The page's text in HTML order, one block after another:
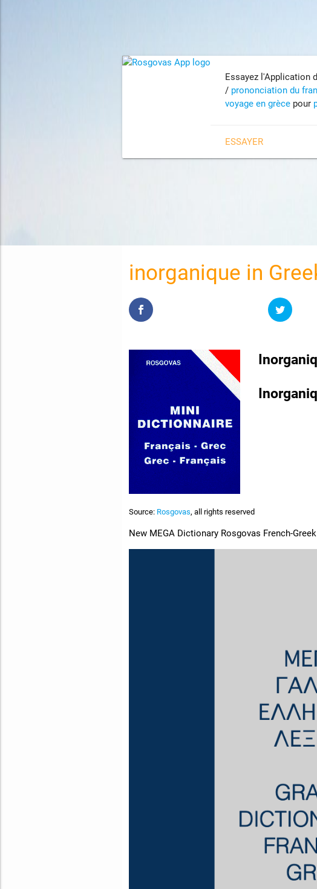
Essayez l'Application
/ prononciation du
voyage en grèce pour
ESSAYER
inorganique in
Source: Rosgovas, all rights reserved
New MEGA Dictionary Rosgovas French-